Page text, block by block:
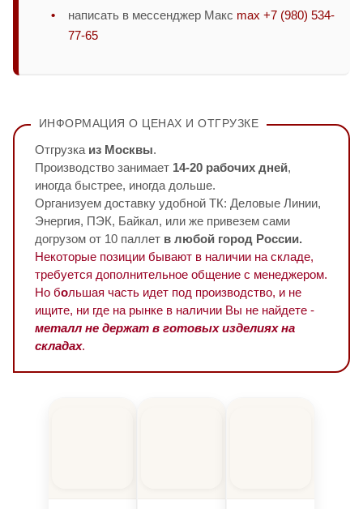
написать в мессенджер Макс max +7 (980) 534-
77-65
ИНФОРМАЦИЯ О ЦЕНАХ И ОТГРУЗКЕ
Отгрузка из Москвы.
Производство занимает 14-20 рабочих дней,
иногда быстрее, иногда дольше.
Организуем доставку удобной ТК: Деловые Линии,
Энергия, ПЭК, Байкал, или же привезем сами
догрузом от 10 паллет в любой город России.
Некоторые позиции бывают в наличии на складе,
требуется дополнительное общение с менеджером.
Но большая часть идет под производство, и не
ищите, ни где на рынке в наличии Вы не найдете -
металл не держат в готовых изделиях на
складах.